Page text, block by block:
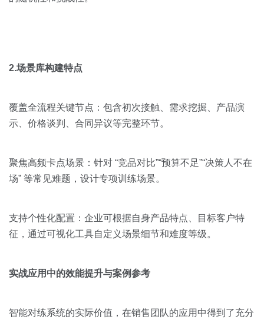
2.场景库构建特点
覆盖全流程关键节点：包含初次接触、需求挖掘、产品演
示、价格谈判、合同异议等完整环节。
聚焦高频卡点场景：针对 “竞品对比”“预算不足”“决策人不在
场” 等常见难题，设计专项训练场景。
支持个性化配置：企业可根据自身产品特点、目标客户特
征，通过可视化工具自定义场景细节和难度等级。
实战应用中的效能提升与案例参考
智能对练系统的实际价值，在销售团队的应用中得到了充分